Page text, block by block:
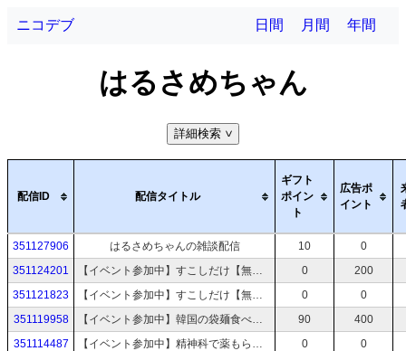
ニコデブ 日間 月間 年間
はるさめちゃん
詳細検索 >
配信ID 配信タイトル
ギフト
ポイン
ト
広告ポ
イント
351127906 はるさめちゃんの雑談配信 10
0
351124201
【イベント参加中】すこしだけ【無料ギフトよろ】 0
200
351121823
【イベント参加中】すこしだけ【無料ギフトよろ】 0
0
351119958
【イベント参加中】韓国の袋麺食べる【無料ギフトよろ】 90
400
351114487
【イベント参加中】精神科で薬もらってきた【無料ギフトよろ】 0
0